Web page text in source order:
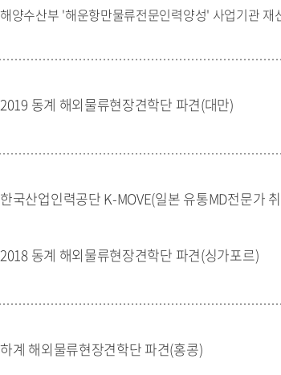
해양수산부 '해운항만물류전문인력양성' 사업기관 재
2019 동계 해외물류현장견학단 파견(대만)
한국산업인력공단 K-MOVE(일본 유통MD전문가
2018 동계 해외물류현장견학단 파견(싱가포르)
하계 해외물류현장견학단 파견(홍콩)